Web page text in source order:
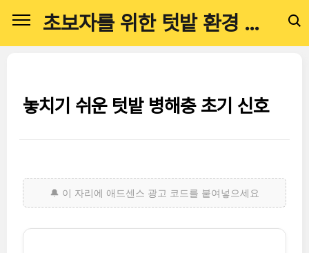
초보자를 위한 텃밭 환경 관리 전문 가이드
놓치기 쉬운 텃밭 병해충 초기 신호